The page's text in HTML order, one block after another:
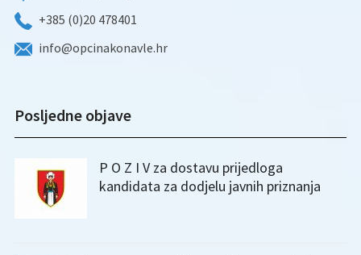
+385 (0)20 478401
info@opcinakonavle.hr
Posljedne objave
P O Z I V za dostavu prijedloga
kandidata za dodjelu javnih priznanja